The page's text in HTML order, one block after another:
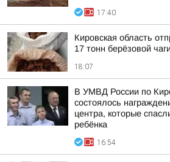
17:40
Кировская область
17 тонн берёзовой
18:07
В УМВД России по
состоялось
центра, которые
ребёнка
16:54